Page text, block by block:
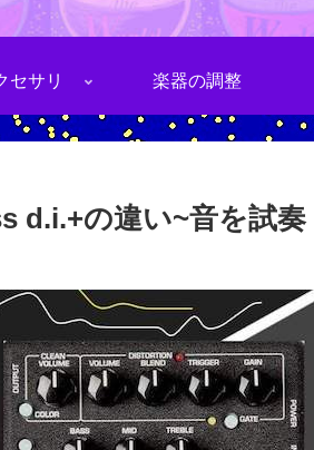
セサリ 楽器の調整
d.i.+の違い~音を試奏